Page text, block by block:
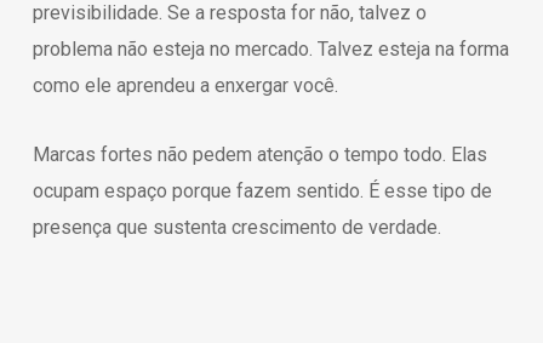
previsibilidade. Se a resposta for não, talvez o
problema não esteja no mercado. Talvez esteja na forma
como ele aprendeu a enxergar você.
Marcas fortes não pedem atenção o tempo todo. Elas
ocupam espaço porque fazem sentido. É esse tipo de
presença que sustenta crescimento de verdade.